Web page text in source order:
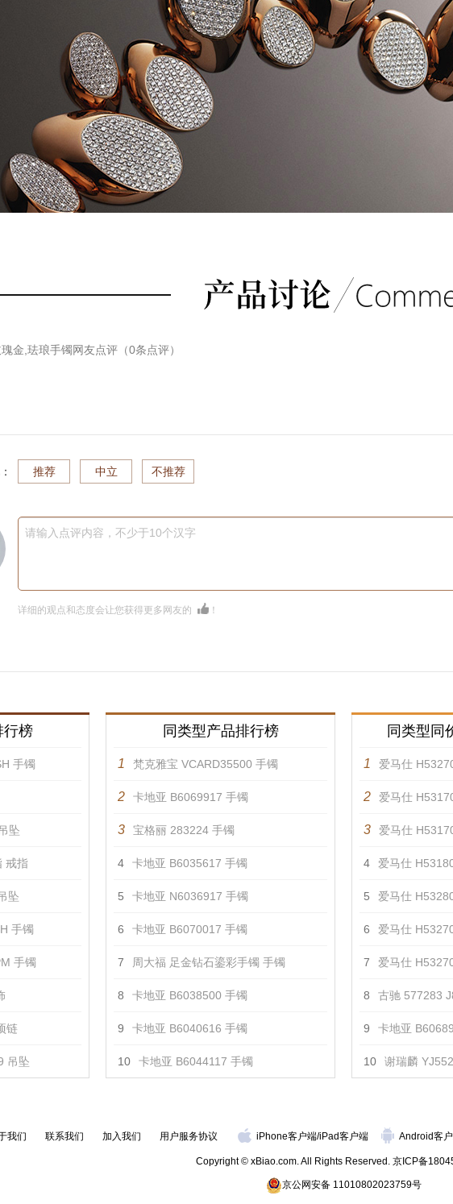
金,珐琅手镯网友点评（0条点评）
推荐 中立 不推荐
请输入点评内容，不少于10个汉字
详细的观点和态度会让您获得更多网友的 ！
行榜
手镯
坠
戒指
坠
手镯
手镯
链
吊坠
同类型产品排行榜
1 梵克雅宝 VCARD35500 手镯
2 卡地亚 B6069917 手镯
3 宝格丽 283224 手镯
4 卡地亚 B6035617 手镯
5 卡地亚 N6036917 手镯
6 卡地亚 B6070017 手镯
7 周大福 足金钻石鎏彩手镯 手镯
8 卡地亚 B6038500 手镯
9 卡地亚 B6040616 手镯
10 卡地亚 B6044117 手镯
同类型同
1 爱马仕
2 爱马仕
3 爱马仕
4 爱马仕
5 爱马仕
6 爱马仕
7 爱马仕
8 古驰 577283
9 卡地亚
10 谢瑞麟
我们 联系我们 加入我们 用户服务协议 iPhone客户端/iPad客户端 Android客
Copyright © xBiao.com. All Rights Reserved. 京ICP备
京公网安备 11010802023759号